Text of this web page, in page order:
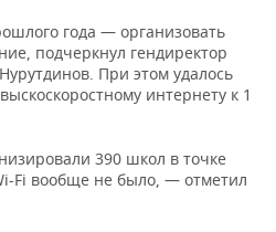
года — организовать
подчеркнул гендиректор
При этом удалось
интернету к 1
390 школ в точке
Fi вообще не было, — отметил